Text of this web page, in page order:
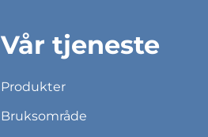
Vår tjeneste
Produkter
Bruksområde